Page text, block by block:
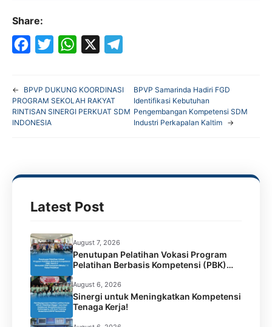
Share:
c
e
i
t
r
a
t
p
l
e
a
←
BPVP DUKUNG KOORDINASI
PROGRAM SEKOLAH RAKYAT
RINTISAN SINERGI PERKUAT SDM
INDONESIA
BPVP Samarinda Hadiri FGD
Identifikasi Kebutuhan
Pengembangan Kompetensi SDM
Industri Perkapalan Kaltim →
Latest Post
August 7, 2026
Penutupan Pelatihan Vokasi Program
Pelatihan Berbasis Kompetensi (PBK)
Batch 2 Tahun 2026
August 6, 2026
Sinergi untuk Meningkatkan Kompetensi
Tenaga Kerja!